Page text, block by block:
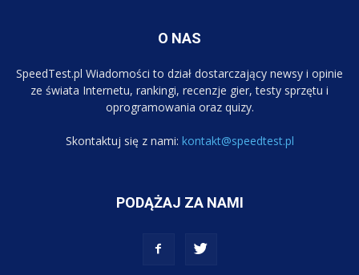
O NAS
SpeedTest.pl Wiadomości to dział dostarczający newsy i opinie
ze świata Internetu, rankingi, recenzje gier, testy sprzętu i
oprogramowania oraz quizy.
Skontaktuj się z nami: kontakt@speedtest.pl
PODĄŻAJ ZA NAMI